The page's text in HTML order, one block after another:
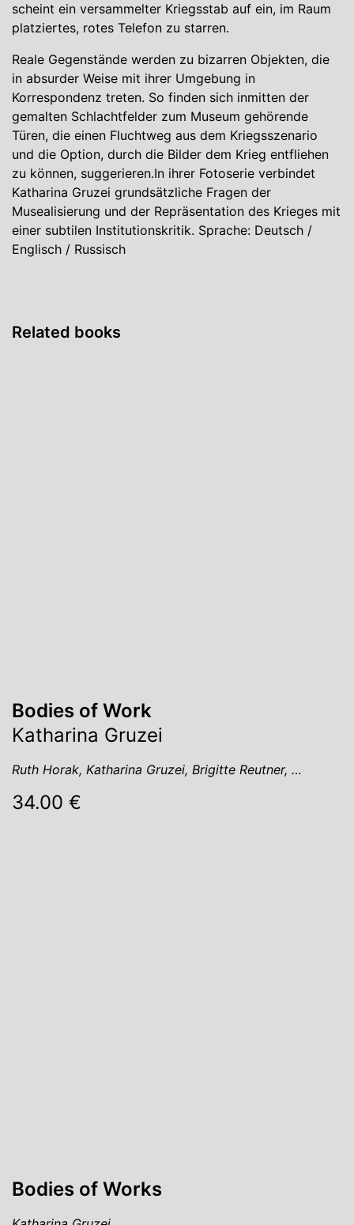
scheint ein versammelter Kriegsstab auf ein, im Raum
platziertes, rotes Telefon zu starren.
Reale Gegenstände werden zu bizarren Objekten, die
in absurder Weise mit ihrer Umgebung in
Korrespondenz treten. So finden sich inmitten der
gemalten Schlachtfelder zum Museum gehörende
Türen, die einen Fluchtweg aus dem Kriegsszenario
und die Option, durch die Bilder dem Krieg entfliehen
zu können, suggerieren.In ihrer Fotoserie verbindet
Katharina Gruzei grundsätzliche Fragen der
Musealisierung und der Repräsentation des Krieges mit
einer subtilen Institutionskritik. Sprache: Deutsch /
Englisch / Russisch
Related books
Bodies of Work
Katharina Gruzei
Ruth Horak, Katharina Gruzei, Brigitte Reutner, …
34.00 €
Bodies of Works